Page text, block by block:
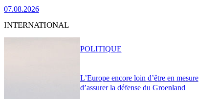
07.08.2026
INTERNATIONAL
L’Europe encore loin d’être en mesure
d’assurer la défense du Groenland
POLITIQUE